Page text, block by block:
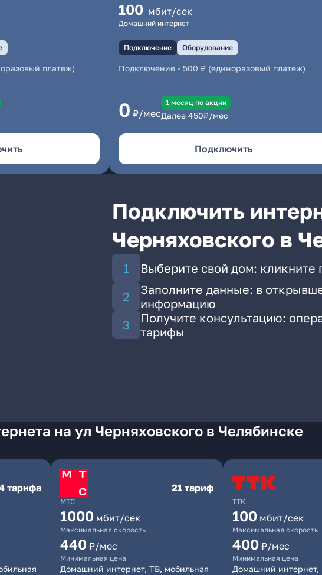
платеж)
100 мбит/сек
Домашний интернет
Подключение Оборудование
Подключение- 500 ₽ (единоразовый платеж)
0 ₽/мес
1 месяц по акции
Далее 450₽/мес
Подключить
Подключить
Черняховского в
Выберите свой дом: кликните
Заполните данные: в
информацию
Получите консультацию:
тарифы
на ул Черняховского в Челябинске
тарифа
МТС
21 тариф
1000 мбит/сек
Максимальная скорость
440 ₽/мес
Минимальная цена
Домашний интернет, ТВ, мобильная
ТТК
100 мбит/сек
Максимальная скорость
400 ₽/мес
Минимальная цена
Домашний интернет,